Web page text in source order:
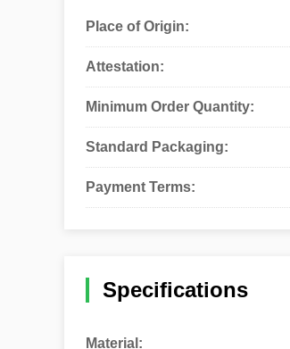
Place of Origin:
Attestation:
Minimum Order Quantity:
Standard Packaging:
Payment Terms:
Specifications
Material: